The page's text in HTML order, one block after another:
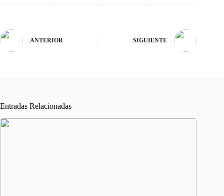
ANTERIOR SIGUIENTE
Entradas Relacionadas